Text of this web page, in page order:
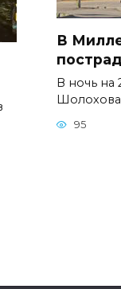
В
В ночь на
95